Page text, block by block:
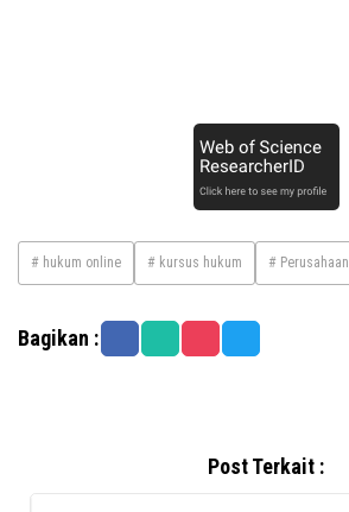
# hukum online # kursus hukum # Perusahaan
Bagikan :
Post Terkait :